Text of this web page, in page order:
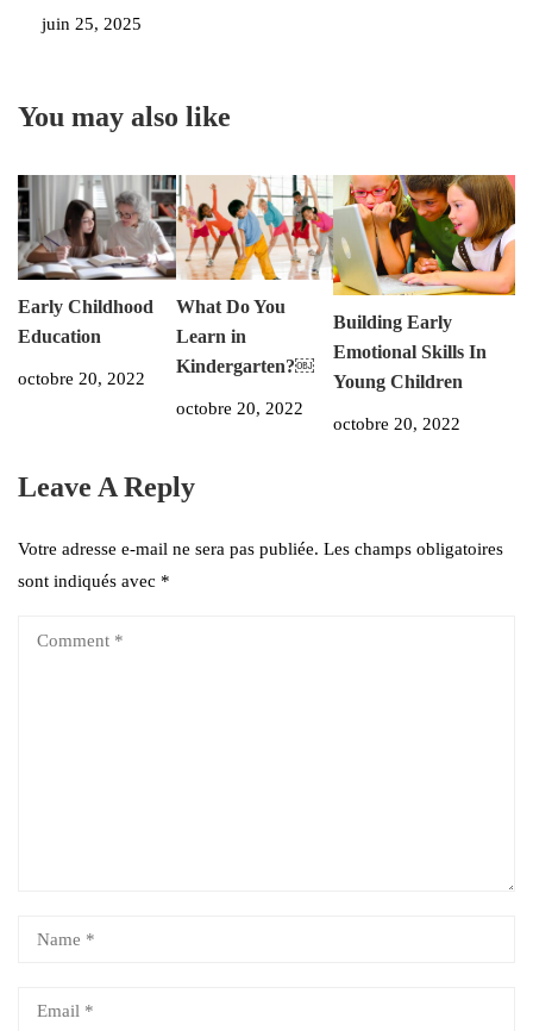
juin 25, 2025
You may also like
Early Childhood
Education
octobre 20, 2022
What Do You
Learn in
Kindergarten?￼
octobre 20, 2022
Building Early
Emotional Skills In
Young Children
octobre 20, 2022
Leave A Reply
Votre adresse e-mail ne sera pas publiée. Les champs obligatoires
sont indiqués avec *